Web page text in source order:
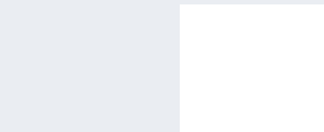
友人「この名
昨年まで旦那
【朗報】 女子